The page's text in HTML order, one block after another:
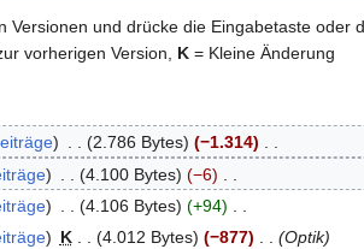
und drücke die Eingabetaste oder
vorherigen Version, K = Kleine Änderung
2.786 Bytes
−1.314
4.100 Bytes
−6
4.106 Bytes
+94
K 4.012 Bytes −877
Optik